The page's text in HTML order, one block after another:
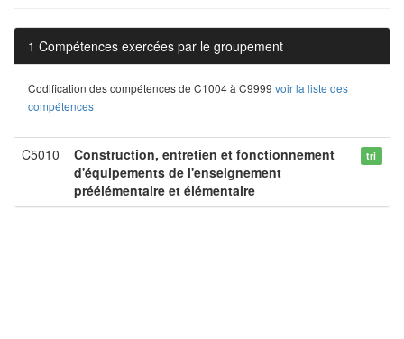
1 Compétences exercées par le groupement
Codification des compétences de C1004 à C9999 voir la liste des
compétences
C5010
Construction, entretien et fonctionnement
d'équipements de l'enseignement
préélémentaire et élémentaire
tri